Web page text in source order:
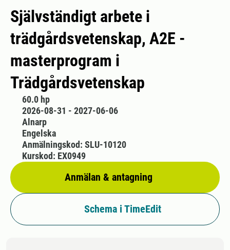
Självständigt arbete i
trädgårdsvetenskap, A2E -
masterprogram i
Trädgårdsvetenskap
60.0 hp
2026-08-31 - 2027-06-06
Alnarp
Engelska
Anmälan & antagning
Anmälningskod: SLU-10120
Kurskod: EX0949
Schema i TimeEdit